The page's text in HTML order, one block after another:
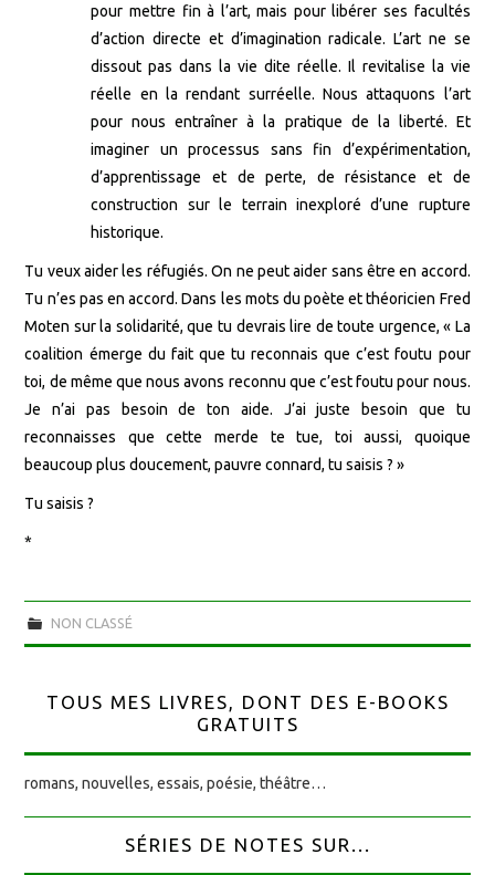
pour mettre fin à l’art, mais pour libérer ses facultés
d’action directe et d’imagination radicale. L’art ne se
dissout pas dans la vie dite réelle. Il revitalise la vie
réelle en la rendant surréelle. Nous attaquons l’art
pour nous entraîner à la pratique de la liberté. Et
imaginer un processus sans fin d’expérimentation,
d’apprentissage et de perte, de résistance et de
construction sur le terrain inexploré d’une rupture
historique.
Tu veux aider les réfugiés. On ne peut aider sans être en accord.
Tu n’es pas en accord. Dans les mots du poète et théoricien Fred
Moten sur la solidarité, que tu devrais lire de toute urgence, « La
coalition émerge du fait que tu reconnais que c’est foutu pour
toi, de même que nous avons reconnu que c’est foutu pour nous.
Je n’ai pas besoin de ton aide. J’ai juste besoin que tu
reconnaisses que cette merde te tue, toi aussi, quoique
beaucoup plus doucement, pauvre connard, tu saisis ? »
Tu saisis ?
*
NON CLASSÉ
TOUS MES LIVRES, DONT DES E-BOOKS
GRATUITS
romans, nouvelles, essais, poésie, théâtre…
SÉRIES DE NOTES SUR...